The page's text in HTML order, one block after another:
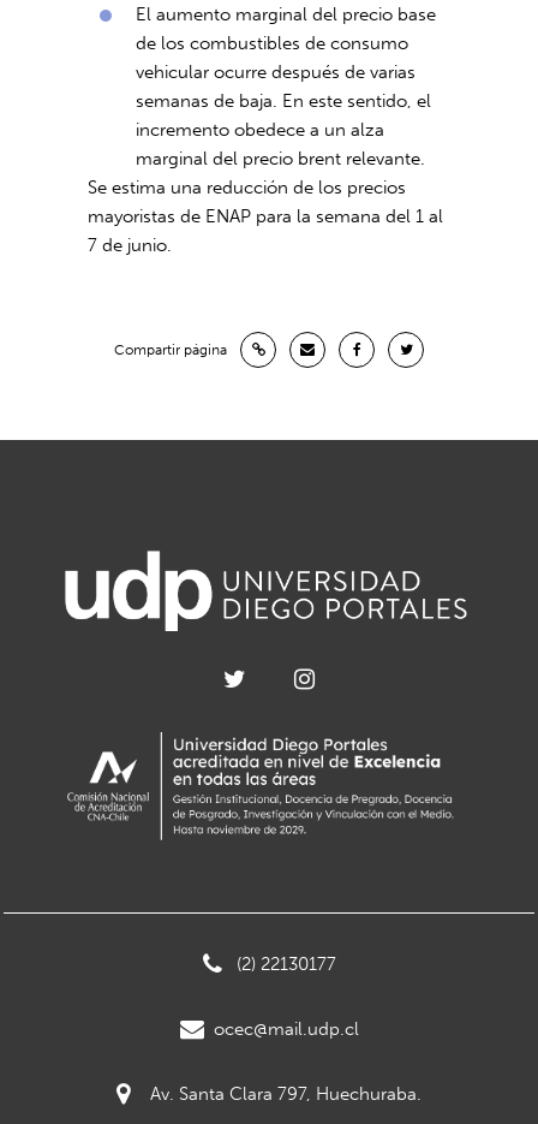
El aumento marginal del precio base
de los combustibles de consumo
vehicular ocurre después de varias
semanas de baja. En este sentido, el
incremento obedece a un alza
marginal del precio brent relevante.
Se estima una reducción de los precios
mayoristas de ENAP para la semana del 1 al
7 de junio.
Compartir página
(2) 22130177
ocec@mail.udp.cl
Av. Santa Clara 797, Huechuraba.